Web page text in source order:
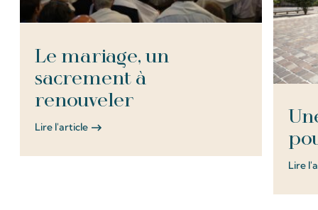
Le mariage, un
sacrement à
renouveler
Lire l'article
Lire